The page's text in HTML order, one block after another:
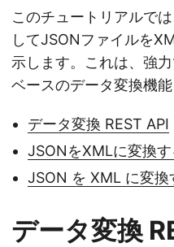
このチュートリアルで
してJSONファイルを
示します。これは、強
ベースのデータ変換機能
データ変換 REST API
JSONをXMLに変換
JSON を XML に変換
データ変換